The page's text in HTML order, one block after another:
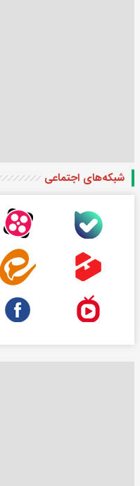
شبکه‌های اجتماعی